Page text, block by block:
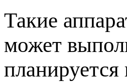
Такие
может
планируется